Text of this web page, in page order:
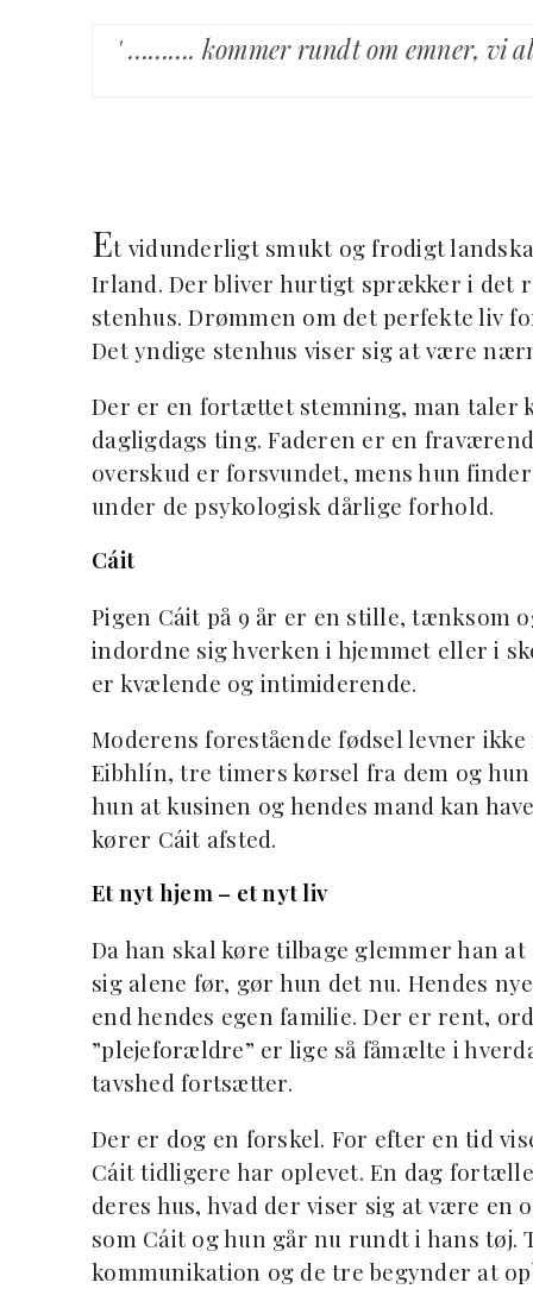
' ………. kommer rundt om emner, vi
Et vidunderligt smukt og frodigt
Irland. Der bliver hurtigt sprækker i det
stenhus. Drømmen om det perfekte liv
Det yndige stenhus viser sig at være
Der er en fortættet stemning, man taler
dagligdags ting. Faderen er en
overskud er forsvundet, mens hun
under de psykologisk dårlige forhold.
Cáit
Pigen Cáit på 9 år er en stille, tænksom
indordne sig hverken i hjemmet eller i
er kvælende og intimiderende.
Moderens forestående fødsel levner
Eibhlín, tre timers kørsel fra dem og
hun at kusinen og hendes mand kan
kører Cáit afsted.
Et nyt hjem – et nyt liv
Da han skal køre tilbage glemmer han
sig alene før, gør hun det nu. Hendes
end hendes egen familie. Der er rent,
”plejeforældre” er lige så fåmælte i
tavshed fortsætter.
Der er dog en forskel. For efter en tid
Cáit tidligere har oplevet. En dag
deres hus, hvad der viser sig at være en
som Cáit og hun går nu rundt i hans
kommunikation og de tre begynder at